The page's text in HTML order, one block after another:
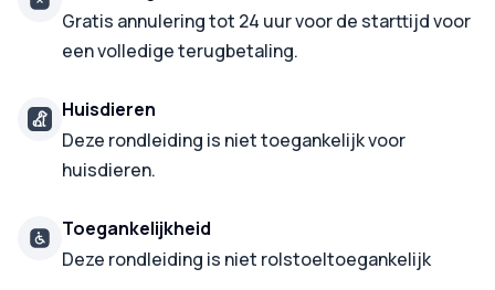
Gratis annulering tot 24 uur voor de starttijd voor
een volledige terugbetaling.
Huisdieren
Deze rondleiding is niet toegankelijk voor
huisdieren.
Toegankelijkheid
Deze rondleiding is niet rolstoeltoegankelijk